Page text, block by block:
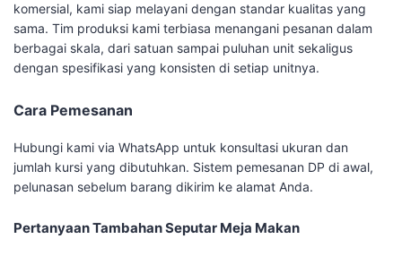
komersial, kami siap melayani dengan standar kualitas yang
sama. Tim produksi kami terbiasa menangani pesanan dalam
berbagai skala, dari satuan sampai puluhan unit sekaligus
dengan spesifikasi yang konsisten di setiap unitnya.
Cara Pemesanan
Hubungi kami via WhatsApp untuk konsultasi ukuran dan
jumlah kursi yang dibutuhkan. Sistem pemesanan DP di awal,
pelunasan sebelum barang dikirim ke alamat Anda.
Pertanyaan Tambahan Seputar Meja Makan